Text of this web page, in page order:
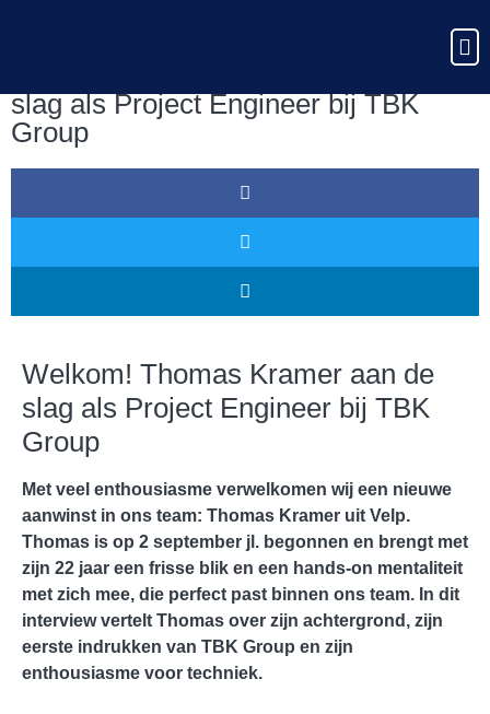
slag als Project Engineer bij TBK
Group
Welkom! Thomas Kramer aan de
slag als Project Engineer bij TBK
Group
Met veel enthousiasme verwelkomen wij een nieuwe
aanwinst in ons team: Thomas Kramer uit Velp.
Thomas is op 2 september jl. begonnen en brengt met
zijn 22 jaar een frisse blik en een hands-on mentaliteit
met zich mee, die perfect past binnen ons team. In dit
interview vertelt Thomas over zijn achtergrond, zijn
eerste indrukken van TBK Group en zijn
enthousiasme voor techniek.